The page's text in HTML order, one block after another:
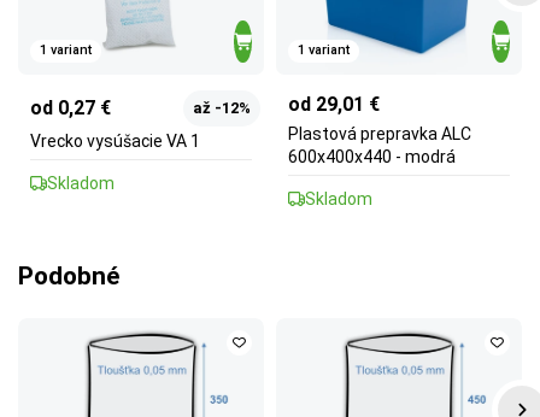
1 variant
od 0,27 € až -12%
Vrecko vysúšacie VA 1
Skladom
1 variant
od 29,01 €
Plastová prepravka ALC
600x400x440 - modrá
Skladom
Podobné